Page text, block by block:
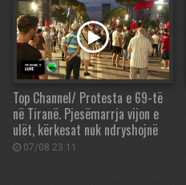
Top Channel/ Protesta e 69-të
në Tiranë. Pjesëmarrja vijon e
ulët, kërkesat nuk ndryshojnë
07/08 23:11